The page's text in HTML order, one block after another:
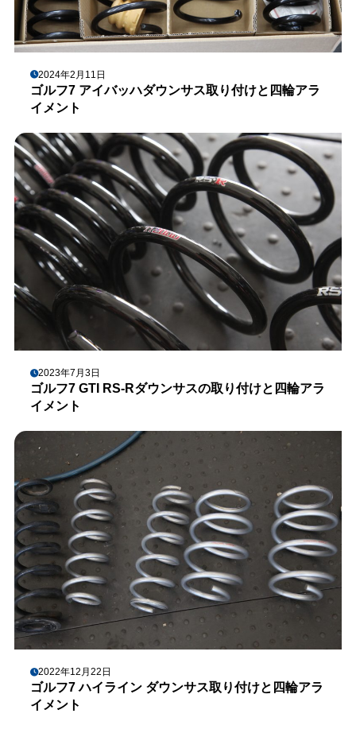
2024年2月11日
ゴルフ7 アイバッハダウンサス取り付けと四輪アラ
イメント
2023年7月3日
ゴルフ7 GTI RS-Rダウンサスの取り付けと四輪アラ
イメント
2022年12月22日
ゴルフ7 ハイライン ダウンサス取り付けと四輪アラ
イメント